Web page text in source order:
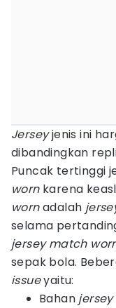
Jerseyjenis ini
dibandingkan
Puncak tertinggi
wornkarena
wornadalah
selama
jersey match
sepak bola.
issueyaitu:
Bahan jersey